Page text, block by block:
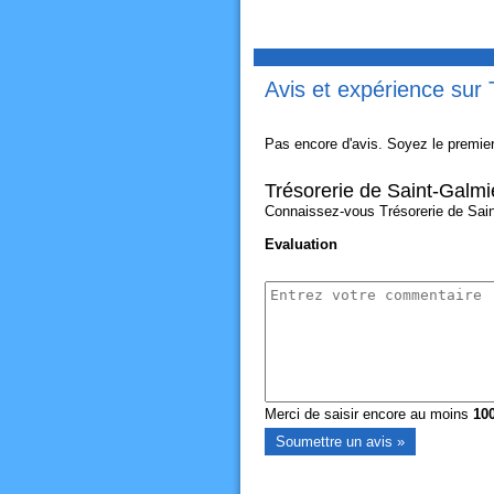
Avis et expérience sur
Pas encore d'avis. Soyez le
Trésorerie de Saint-
Connaissez-vous Trésorerie de
Evaluation
Merci de saisir encore au moins